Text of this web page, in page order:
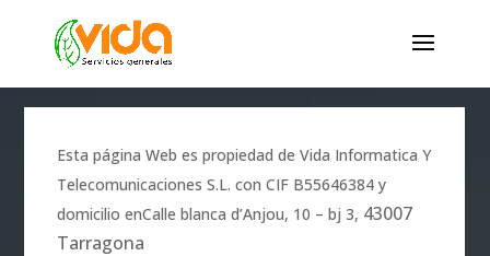
Esta página Web es propiedad de Vida Informatica Y
Telecomunicaciones S.L. con CIF B55646384 y
domicilio enCalle blanca d’Anjou, 10 – bj 3, 43007
Tarragona